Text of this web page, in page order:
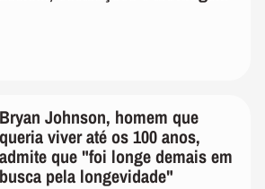
Bryan Johnson, homem que
queria viver até os 100 anos,
admite que "foi longe demais em
busca pela longevidade"